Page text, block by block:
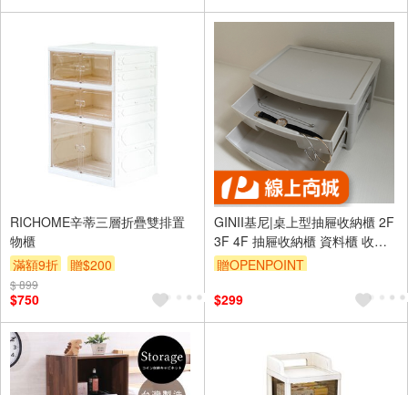
RICHOME辛蒂三層折疊雙排置
物櫃
滿額9折
贈$200
$ 899
$750
GINII基尼|桌上型抽屜收納櫃 2F
3F 4F 抽屜收納櫃 資料櫃 收納
盒 桌面收納 文具收納 雜物整理
贈OPENPOINT
$299